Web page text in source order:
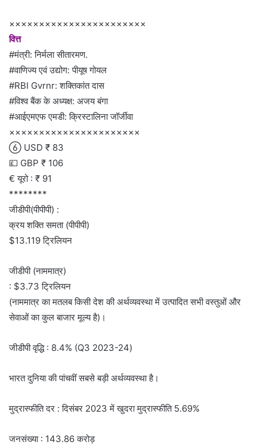
×××××××××××××××××××××××
वित्त
#मंत्री: निर्मला सीतारमण.
#वाणिज्य एवं उद्योग: पीयूष गोयल
#RBI Gvrnr: शक्तिकांत दास
#विश्व बैंक के अध्यक्ष: अजय बंगा
#आईएमएफ एमडी: क्रिस्टालिना जॉर्जीवा
××××××××××××××××××××××
 USD ₹ 83
💷 GBP ₹ 106
€ यूरो : ₹ 91
********
जीडीपी(पीपीपी) :
क्रय शक्ति समता (पीपीपी)
$13.119 ट्रिलियन
जीडीपी (नाममात्र)
: $3.73 ट्रिलियन
(नाममात्र का मतलब किसी देश की अर्थव्यवस्था में उत्पादित सभी वस्तुओं और
सेवाओं का कुल बाजार मूल्य है)।
जीडीपी वृद्धि : 8.4% (Q3 2023-24)
भारत दुनिया की पांचवीं सबसे बड़ी अर्थव्यवस्था है।
मुद्रास्फीति दर : दिसंबर 2023 में खुदरा मुद्रास्फीति 5.69%
जनसंख्या : 143.86 करोड़